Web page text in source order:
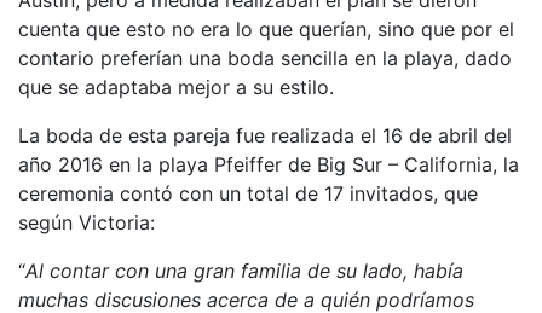
cuenta que esto no era lo que querían, sino que por el
contario preferían una boda sencilla en la playa, dado
que se adaptaba mejor a su estilo.
La boda de esta pareja fue realizada el 16 de abril del
año 2016 en la playa Pfeiffer de Big Sur – California, la
ceremonia contó con un total de 17 invitados, que
según Victoria:
“Al contar con una gran familia de su lado, había
muchas discusiones acerca de a quién podríamos